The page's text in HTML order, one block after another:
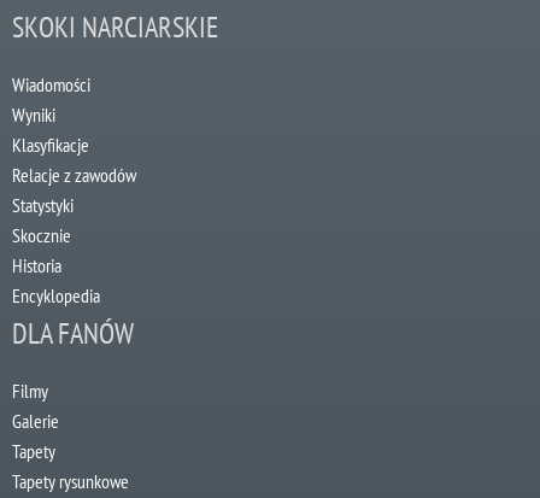
SKOKI NARCIARSKIE
Wiadomości
Wyniki
Klasyfikacje
Relacje z zawodów
Statystyki
Skocznie
Historia
Encyklopedia
DLA FANÓW
Filmy
Galerie
Tapety
Tapety rysunkowe